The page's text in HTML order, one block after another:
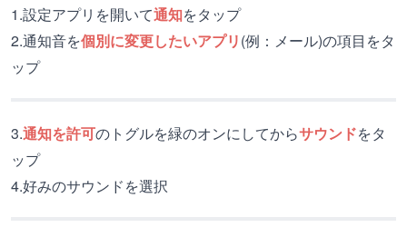
1.設定アプリを開いて通知をタップ
2.通知音を個別に変更したいアプリ(例：メール)の項目をタ
ップ
3.通知を許可のトグルを緑のオンにしてからサウンドをタ
ップ
4.好みのサウンドを選択